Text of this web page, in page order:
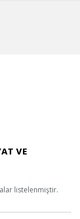
VE
listelenmiştir.